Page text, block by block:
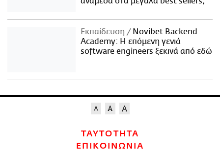
Εκπαίδευση
Novibet Backend
Academy: Η επόμενη γενιά
software engineers ξεκινά από εδώ
ΤΑΥΤΟΤΗΤΑ
ΕΠΙΚΟΙΝΩΝΙΑ